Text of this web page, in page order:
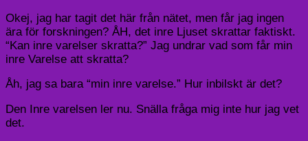
Okej, jag har tagit det här från nätet, men får jag ingen
ära för forskningen? ÅH, det inre Ljuset skrattar faktiskt.
“Kan inre varelser skratta?” Jag undrar vad som får min
inre Varelse att skratta?
Åh, jag sa bara “min inre varelse.” Hur inbilskt är det?
Den Inre varelsen ler nu. Snälla fråga mig inte hur jag vet
det.